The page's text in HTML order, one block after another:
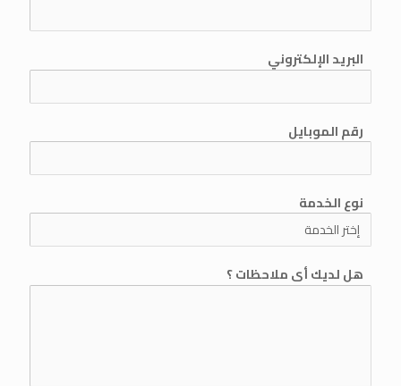
البريد الإلكتروني
رقم الموبايل
نوع الخدمة
هل لديك أى ملاحظات ؟